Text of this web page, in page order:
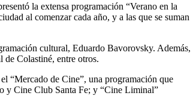
la extensa programación “Verano en la
al comenzar cada año, y a las que se suman
cultural, Eduardo Bavorovsky. Además,
Colastiné, entre otros.
“Mercado de Cine”, una programación que
y Cine Club Santa Fe; y “Cine Liminal”